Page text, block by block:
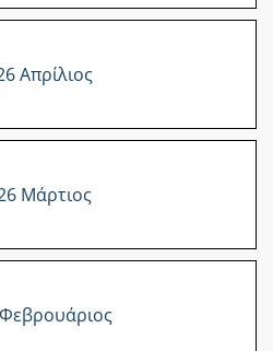
Απρίλιος
Μάρτιος